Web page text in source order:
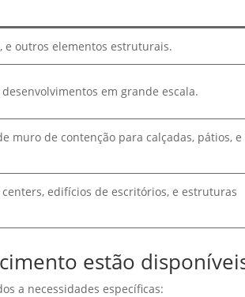
e outros elementos estruturais.
em grande escala.
muro de contenção para calçadas, pátios, e
edifícios de escritórios, e estruturas
estão
a necessidades específicas: